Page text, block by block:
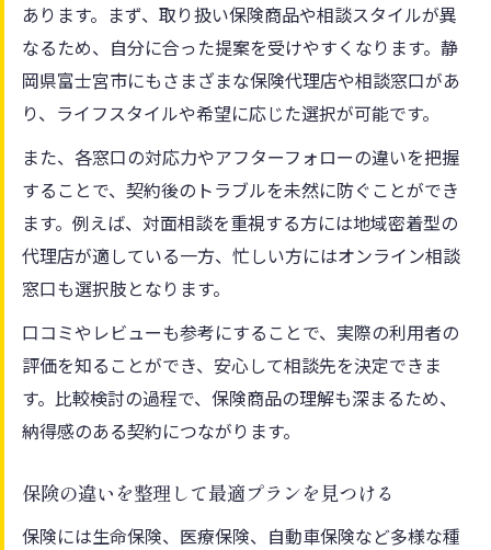
あります。まず、取り扱い保険商品や相談スタイルが異
なるため、自分に合った提案を受けやすくなります。静
岡県富士宮市にもさまざまな保険代理店や相談窓口があ
り、ライフスタイルや希望に応じた選択が可能です。
また、各窓口の対応力やアフターフォローの違いを把握
することで、契約後のトラブルを未然に防ぐことができ
ます。例えば、対面相談を重視する方には地域密着型の
代理店が適している一方、忙しい方にはオンライン相談
窓口も選択肢となります。
口コミやレビューも参考にすることで、実際の利用者の
評価を知ることができ、安心して相談先を決定できま
す。比較検討の過程で、保険商品の理解も深まるため、
納得感のある契約につながります。
保険の違いを整理して最適プランを見つける
保険には生命保険、医療保険、自動車保険など多様な種